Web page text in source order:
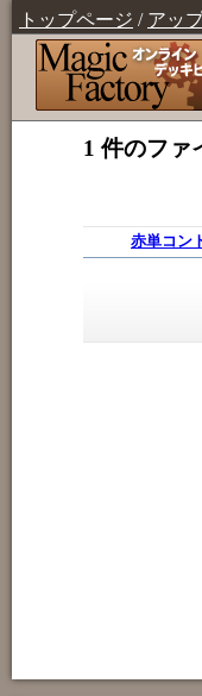
トップページ / アッ
1 件のファ
赤単コン